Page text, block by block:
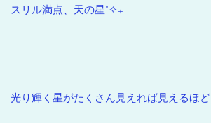
スリル満点、天の星˚✧₊
光り輝く星がたくさん見えれば見えるほど